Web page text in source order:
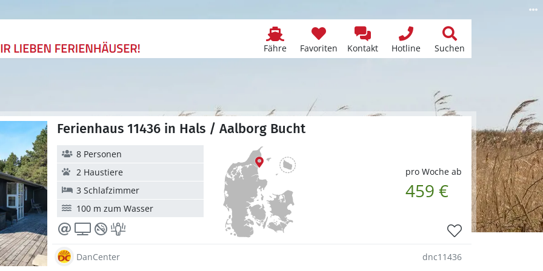
Fähre Favoriten Kontakt Hotline Suchen
Ferienhaus 11436 in Hals / Aalborg Bucht
pro Woche ab
459 €
8 Personen
2 Haustiere
3 Schlafzimmer
100 m zum Wasser
DanCenter dnc11436